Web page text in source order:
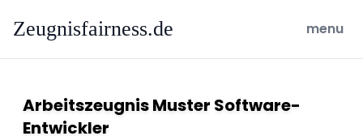
Zeugnisfairness.de open
menu
Arbeitszeugnis Muster Software-
Entwickler